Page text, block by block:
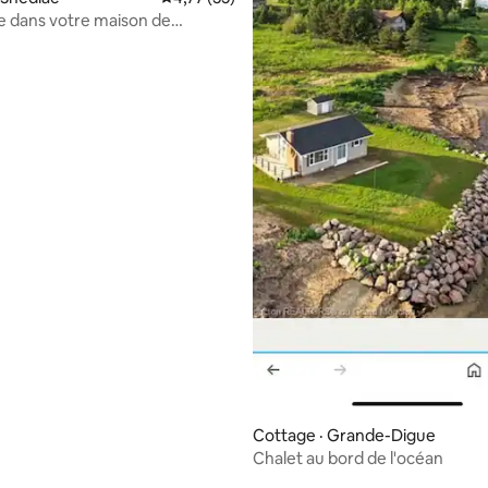
dans votre maison de
Cottage · Grande-Digue
Chalet au bord de l'océan